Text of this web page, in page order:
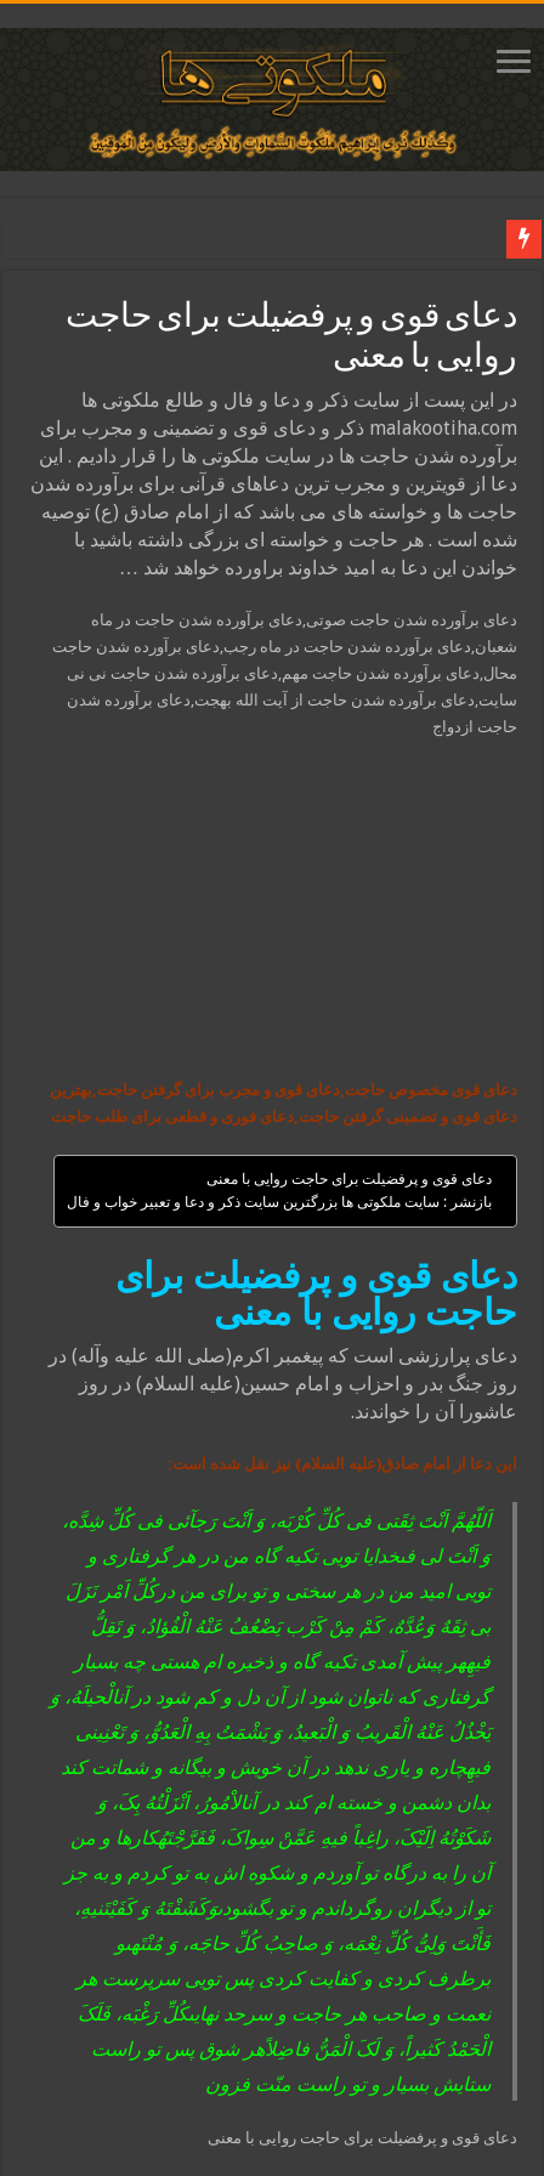
ختم آیات ۲ و ۳ سوره طلاق برای افزایش رزق و روزی | روش ختم، متن آیات و فضیلت
آیات قرآنی برای استجابت دعا و آسان شدن کارها و برآورده شدن حاجت
قویترین ذکر استجابت دعا و حاجت روایی | ذکر اسماء الحسنی برآورده شدن حاجت
دعای افزایش رزق و روزی و ثروتمند شدن | متن دعا و اذکار مجرب
دعای قوی و پرفضیلت برای حاجت
روایی با معنی
در این پست از سایت ذکر و دعا و فال و طالع ملکوتی ها
malakootiha.com ذکر و دعای قوی و تضمینی و مجرب برای
برآورده شدن حاجت ها در سایت ملکوتی ها را قرار دادیم . این
دعا از قویترین و مجرب ترین دعاهای قرآنی برای برآورده شدن
حاجت ها و خواسته های می باشد که از امام صادق (ع) توصیه
شده است . هر حاجت و خواسته ای بزرگی داشته باشید با
خواندن این دعا به امید خداوند براورده خواهد شد …
دعای برآورده شدن حاجت صوتی,دعای برآورده شدن حاجت در ماه
شعبان,دعای برآورده شدن حاجت در ماه رجب,دعای برآورده شدن حاجت
محال,دعای برآورده شدن حاجت مهم,دعای برآورده شدن حاجت نی نی
سایت,دعای برآورده شدن حاجت از آیت الله بهجت,دعای برآورده شدن
حاجت ازدواج
دعای قوی مخصوص حاجت,دعای قوی و مجرب برای گرفتن حاجت,بهترین
دعای قوی و تضمینی گرفتن حاجت,دعای فوری و قطعی برای طلب حاجت
دعای قوی و پرفضیلت برای حاجت روایی با معنی
بازنشر : سایت ملکوتی ها بزرگترین سایت ذکر و دعا و تعبیر خواب و فال
دعای قوی و پرفضیلت برای
حاجت روایی با معنی
دعای پرارزشى است که پیغمبر اکرم(صلى الله علیه وآله) در
روز جنگ بدر و احزاب و امام حسین(علیه السلام) در روز
عاشورا آن را خواندند.
این دعا از امام صادق(علیه السلام) نیز نقل شده است:
اَللّهُمَّ اَنْتَ ثِقَتى فى کُلِّ کُرْبَه، وَ اَنْتَ رَجآئى فى کُلِّ شِدَّه،
وَ اَنْتَ لى فىخدایا تویى تکیه گاه من در هر گرفتارى و
تویى امید من در هر سختى و تو براى من درکُلِّ اَمْر نَزَلَ
بى ثِقَهٌ وَعُدَّهٌ، کَمْ مِنْ کَرْب یَضْعُفُ عَنْهُ الْفُؤادُ، وَ تَقِلُّ
فیهِهر پیش آمدى تکیه گاه و ذخیره ام هستى چه بسیار
گرفتارى که ناتوان شود از آن دل و کم شود در آنالْحیلَهُ، وَ
یَخْذُلُ عَنْهُ الْقَریبُ وَ الْبَعیدُ، وَ یَشْمَتُ بِهِ الْعَدُوُّ، وَ تَعْنِینى
فیهِچاره و یارى ندهد در آن خویش و بیگانه و شماتت کند
بدان دشمن و خسته ام کند در آنالاْمُورُ، اَنْزَلْتُهُ بِکَ، وَ
شَکَوْتُهُ اِلَیْکَ، راغِباً فیهِ عَمَّنْ سِواکَ، فَفَرَّجْتَهُکارها و من
آن را به درگاه تو آوردم و شکوه اش به تو کردم و به جز
تو از دیگران روگرداندم و تو بگشودىوَکَشَفْتَهُ وَ کَفَیْتَنیهِ،
فَأَنْتَ وَلِىُّ کُلِّ نِعْمَه، وَ صاحِبُ کُلِّ حاجَه، وَ مُنْتَهىو
برطرف کردى و کفایت کردى پس تویى سرپرست هر
نعمت و صاحب هر حاجت و سرحد نهایىکُلِّ رَغْبَه، فَلَکَ
الْحَمْدُ کَثیراً، وَ لَکَ الْمَنُّ فاضِلاًهر شوق پس تو راست
ستایش بسیار و تو راست منّت فزون
دعای قوی و پرفضیلت برای حاجت روایی با معنی